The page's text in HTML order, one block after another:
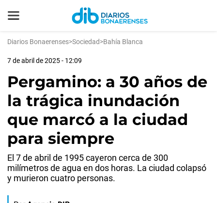
Diarios Bonaerenses>Sociedad>Bahía Blanca
7 de abril de 2025 - 12:09
Pergamino: a 30 años de
la trágica inundación
que marcó a la ciudad
para siempre
El 7 de abril de 1995 cayeron cerca de 300
milímetros de agua en dos horas. La ciudad colapsó
y murieron cuatro personas.